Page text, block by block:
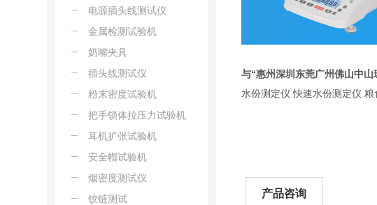
电源插头线测试仪
金属检测试验机
奶嘴夹具
插头线测试仪
粉末密度试验机
把手锁体拉压力试验机
耳机扩张试验机
安全帽试验机
烟密度测试仪
铰链测试
与“惠州深圳东莞广州佛山中
水份测定仪 快速水份测定仪
产品咨询